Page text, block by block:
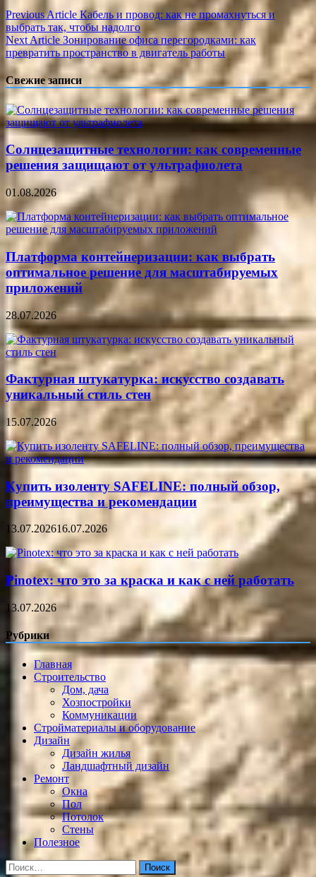
Навигация
по
записям
Previous Article Кабель и провод: как не промахнуться и
выбрать так, чтобы надолго
Next Article Зонирование офиса перегородками: как
превратить пространство в двигатель работы
Свежие записи
Солнцезащитные технологии: как современные
решения защищают от ультрафиолета
01.08.2026
Платформа контейнеризации: как выбрать
оптимальное решение для масштабируемых
приложений
28.07.2026
Фактурная штукатурка: искусство создавать
уникальный стиль стен
15.07.2026
Купить изоленту SAFELINE: полный обзор,
преимущества и рекомендации
13.07.202616.07.2026
Pinotex: что это за краска и как с ней работать
13.07.2026
Рубрики
Главная
Строительство
Дом, дача
Хозпостройки
Коммуникации
Стройматериалы и оборудование
Дизайн
Дизайн жилья
Ландшафтный дизайн
Ремонт
Окна
Пол
Потолок
Стены
Полезное
Найти: